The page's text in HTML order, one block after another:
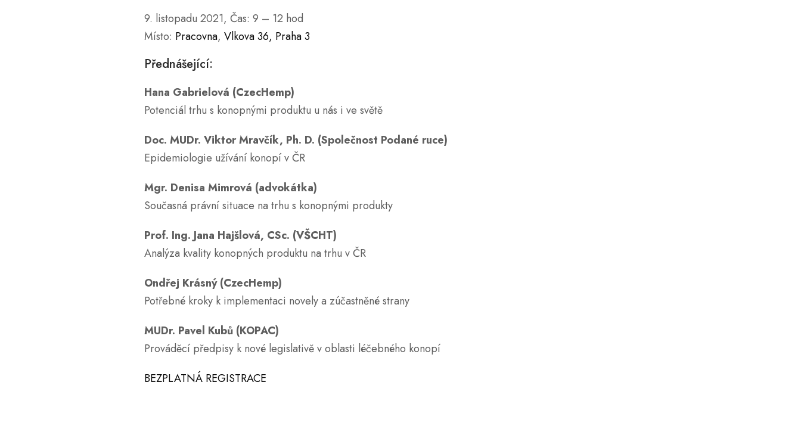
9. listopadu 2021, Čas: 9 – 12 hod
Místo: Pracovna, Vlkova 36, Praha 3
Přednášející:
Hana Gabrielová (CzecHemp)
Potenciál trhu s konopnými produktu u nás i ve světě
Doc. MUDr. Viktor Mravčík, Ph. D. (Společnost Podané ruce)
Epidemiologie užívání konopí v ČR
Mgr. Denisa Mimrová (advokátka)
Současná právní situace na trhu s konopnými produkty
Prof. Ing. Jana Hajšlová, CSc. (VŠCHT)
Analýza kvality konopných produktu na trhu v ČR
Ondřej Krásný (CzecHemp)
Potřebné kroky k implementaci novely a zúčastněné strany
MUDr. Pavel Kubů (KOPAC)
Prováděcí předpisy k nové legislativě v oblasti léčebného konopí
BEZPLATNÁ REGISTRACE